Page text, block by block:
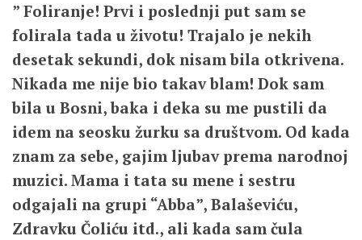
” Foliranje! Prvi i poslednji put sam se
folirala tada u životu! Trajalo je nekih
desetak sekundi, dok nisam bila otkrivena.
Nikada me nije bio takav blam! Dok sam
bila u Bosni, baka i deka su me pustili da
idem na seosku žurku sa društvom. Od kada
znam za sebe, gajim ljubav prema narodnoj
muzici. Mama i tata su mene i sestru
odgajali na grupi “Abba”, Balaševiću,
Zdravku Čoliću itd., ali kada sam čula